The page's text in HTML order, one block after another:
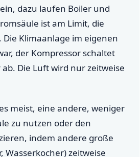
dazu laufen Boiler und
ist am Limit, die
Klimaanlage im eigenen
der Kompressor schaltet
Die Luft wird nur zeitweise
meist, eine andere, weniger
zu nutzen oder den
indem andere große
Wasserkocher) zeitweise